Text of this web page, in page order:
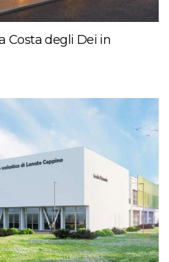
Costa degli Dei in